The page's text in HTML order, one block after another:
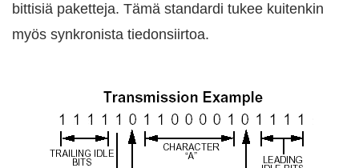
bittisiä paketteja. Tämä standardi tukee kuitenkin
myös synkronista tiedonsiirtoa.